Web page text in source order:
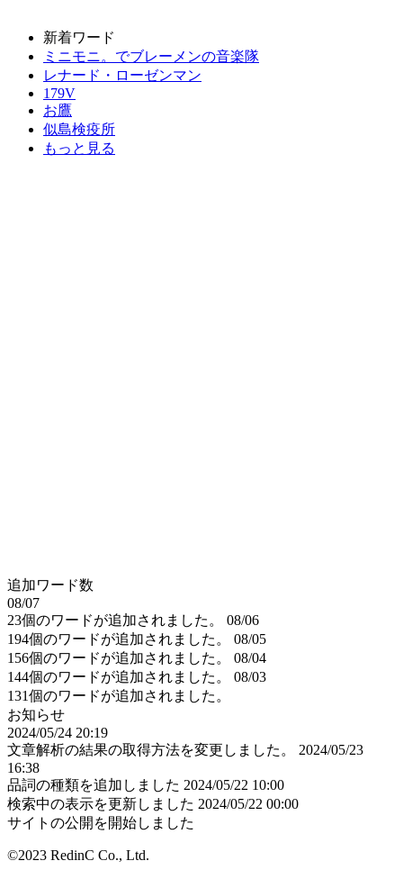
新着ワード
ミニモニ。でブレーメンの音楽隊
レナード・ローゼンマン
179V
お鷹
似島検疫所
もっと見る
追加ワード数
08/07
23個のワードが追加されました。
08/06
194個のワードが追加されました。
08/05
156個のワードが追加されました。
08/04
144個のワードが追加されました。
08/03
131個のワードが追加されました。
お知らせ
2024/05/24 20:19
文章解析の結果の取得方法を変更しました。
2024/05/23
16:38
品詞の種類を追加しました 2024/05/22 10:00
検索中の表示を更新しました 2024/05/22 00:00
サイトの公開を開始しました
©2023 RedinC Co., Ltd.